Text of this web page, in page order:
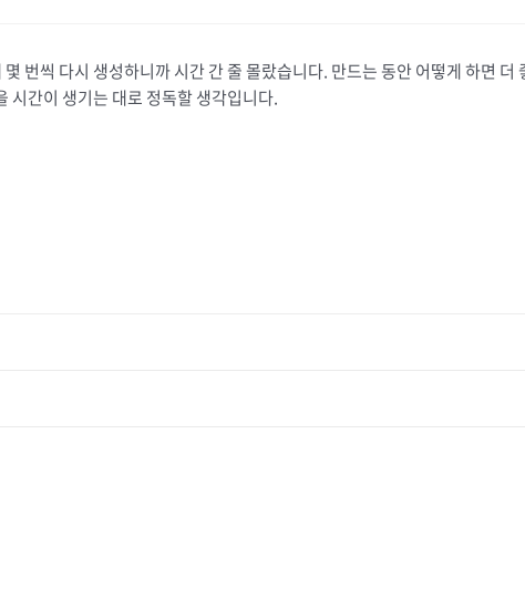
번씩 다시 생성하니까 시간 간 줄 몰랐습니다. 만드는 동안 어떻게 하면 더
시간이 생기는 대로 정독할 생각입니다.